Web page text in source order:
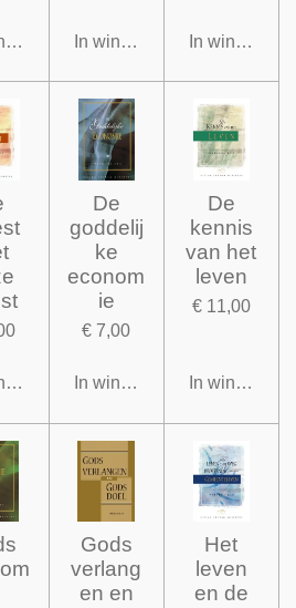
In winkelwagenIn
De
goddelij
ke
econom
ie
€ 7,00
In winkelwagen
De
kennis
van het
leven
€ 11,00
In
Gods
verlang
en en
Het
leven
en de